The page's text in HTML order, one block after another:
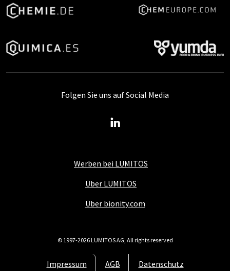
Werben bei LUMITOS
Über LUMITOS
Über bionity.com
Impressum AGB Datenschutz
Folgen Sie uns auf Social Media
© 1997-2026 LUMITOS AG, All rights reserved